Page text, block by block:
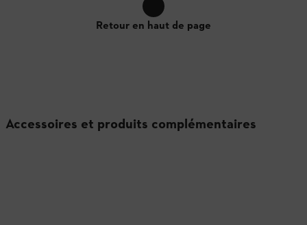
Retour en haut de page
Accessoires et produits complémentaires